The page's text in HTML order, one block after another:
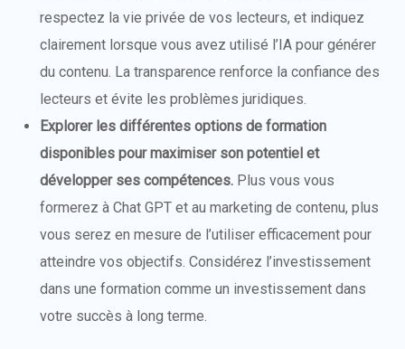
respectez la vie privée de vos lecteurs, et indiquez
clairement lorsque vous avez utilisé l’IA pour générer
du contenu. La transparence renforce la confiance des
lecteurs et évite les problèmes juridiques.
Explorer les différentes options de formation
disponibles pour maximiser son potentiel et
développer ses compétences. Plus vous vous
formerez à Chat GPT et au marketing de contenu, plus
vous serez en mesure de l’utiliser efficacement pour
atteindre vos objectifs. Considérez l’investissement
dans une formation comme un investissement dans
votre succès à long terme.